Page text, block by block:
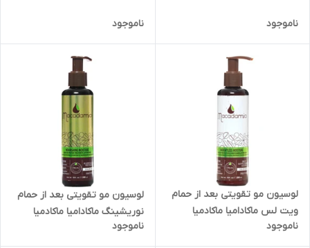
ناموجود ناموجود
لوسیون مو تقویتی بعد از حمام
ویت لس ماکادامیا ماکادمیا
ناموجود
لوسیون مو تقویتی بعد از حمام
نوریشینگ ماکادامیا ماکادمیا
ناموجود